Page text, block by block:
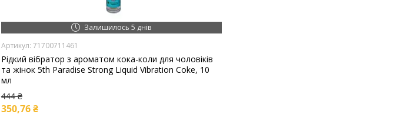
Залишилось 5 днів
71700711461
Рідкий вібратор з ароматом кока-коли для чоловіків
та жінок 5th Paradise Strong Liquid Vibration Coke, 10
мл
444 ₴
350,76 ₴